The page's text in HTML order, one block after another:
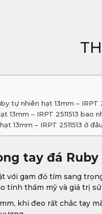
tự nhiên hạt 13mm – IRPT
13mm – IRPT 2511513 bao
13mm – IRPT 2511513 ở
tay đá Ruby
với gam đỏ tím sang
tính thẩm mỹ và giá trị sử
khi đeo rất chắc tay